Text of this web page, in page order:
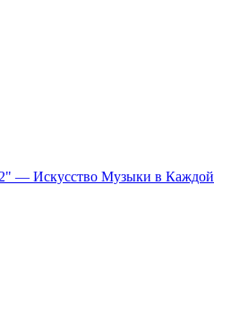
— Искусство Музыки в Каждой